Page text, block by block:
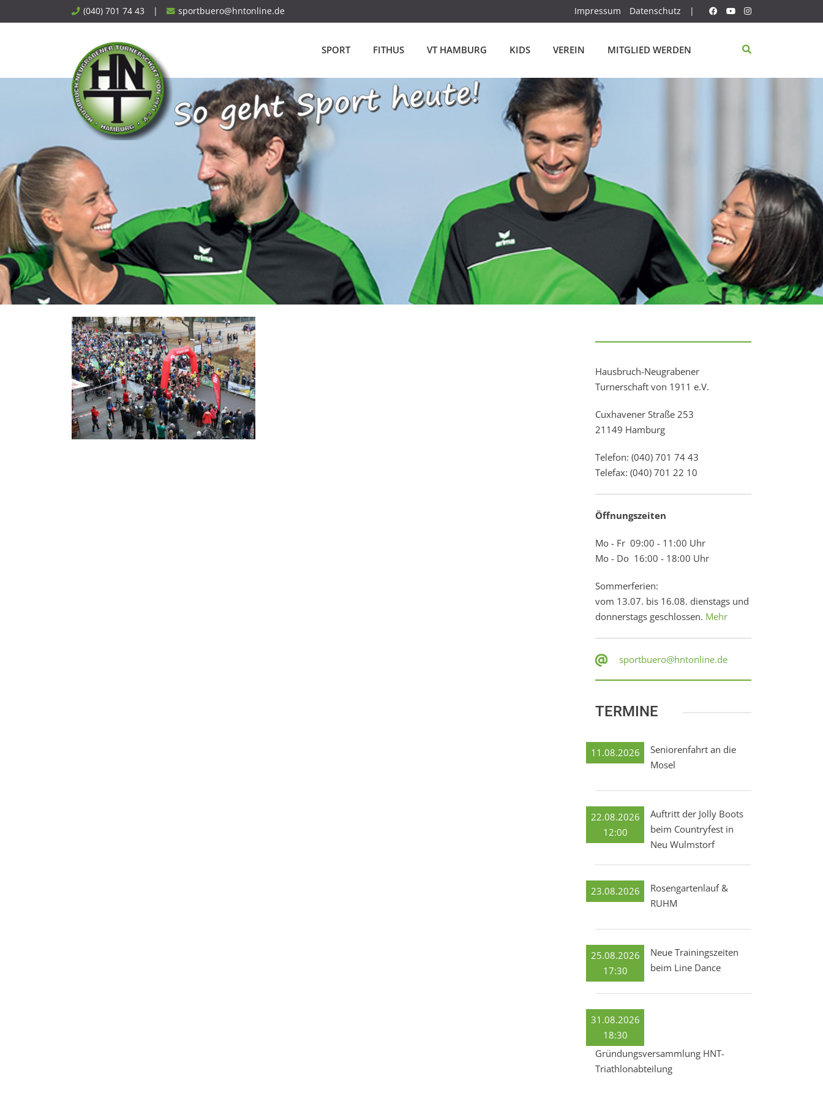
to
(040) 701 74 43 | sportbuero@hntonline.de Impressum Datenschutz |
SPORT FITHUS VT HAMBURG KIDS VEREIN MITGLIED WERDEN
Hausbruch-Neugrabener
Turnerschaft von 1911 e.V.
Cuxhavener Straße 253
21149 Hamburg
Telefon: (040) 701 74 43
Telefax: (040) 701 22 10
Öffnungszeiten
Mo - Fr 09:00 - 11:00 Uhr
Mo - Do 16:00 - 18:00 Uhr
Sommerferien:
vom 13.07. bis 16.08. dienstags und
donnerstags geschlossen. Mehr
sportbuero@hntonline.de
TERMINE
11.08.2026
Seniorenfahrt an die
Mosel
22.08.2026
12:00
Auftritt der Jolly Boots
beim Countryfest in
Neu Wulmstorf
23.08.2026
Rosengartenlauf &
RUHM
25.08.2026
17:30
Neue Trainingszeiten
beim Line Dance
31.08.2026
18:30
Gründungsversammlung HNT-
Triathlonabteilung